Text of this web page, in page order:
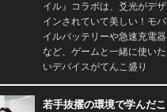
イル』コラボは、爻光がデザ
インされていて美しい！モバ
イルバッテリーや急速充電器
など、ゲームと一緒に使いた
いデバイスがてんこ盛り
若手抜擢の環境で学んだこ